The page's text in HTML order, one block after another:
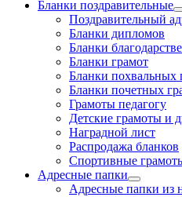
Бланки поздравительные
Поздравительный
Бланки дипломов
Бланки
Бланки грамот
Бланки похвальных
Бланки почетных
Грамоты педагогу
Детские грамоты и
Наградной лист
Распродажа бланков
Спортивные
Адресные папки
Адресные папки из